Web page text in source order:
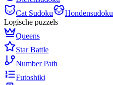
Cat Sudoku
Hondensudoku
Logische puzzels
Queens
Star Battle
Number Path
Futoshiki